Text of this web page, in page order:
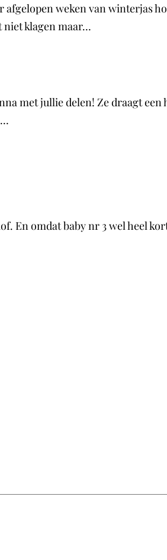
weken van winterjas
klagen maar…
met jullie delen! Ze draagt een
En omdat baby nr 3 wel heel